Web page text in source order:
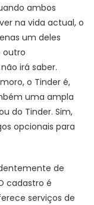
ambos
na vida actual, o
um deles
outro
irá saber.
o Tinder é,
uma ampla
do Tinder. Sim,
opcionais para
de
cadastro é
serviços de